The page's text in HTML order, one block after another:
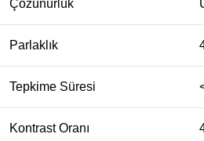
Çözünürlük
Parlaklık
Tepkime Süresi
Kontrast Oranı